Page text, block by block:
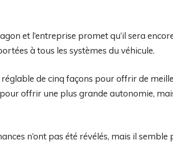
et l’entreprise promet qu’il sera
à tous les systèmes du véhicule.
réglable de cinq façons pour offrir de
offrir une plus grande autonomie,
n’ont pas été révélés, mais il